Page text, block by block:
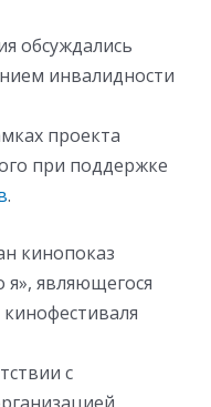
обсуждались
инвалидности
проекта
при поддержке
.
кинопоказ
являющегося
с